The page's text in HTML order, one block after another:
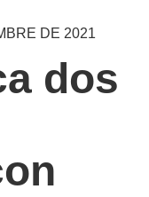
DE 2021
dos